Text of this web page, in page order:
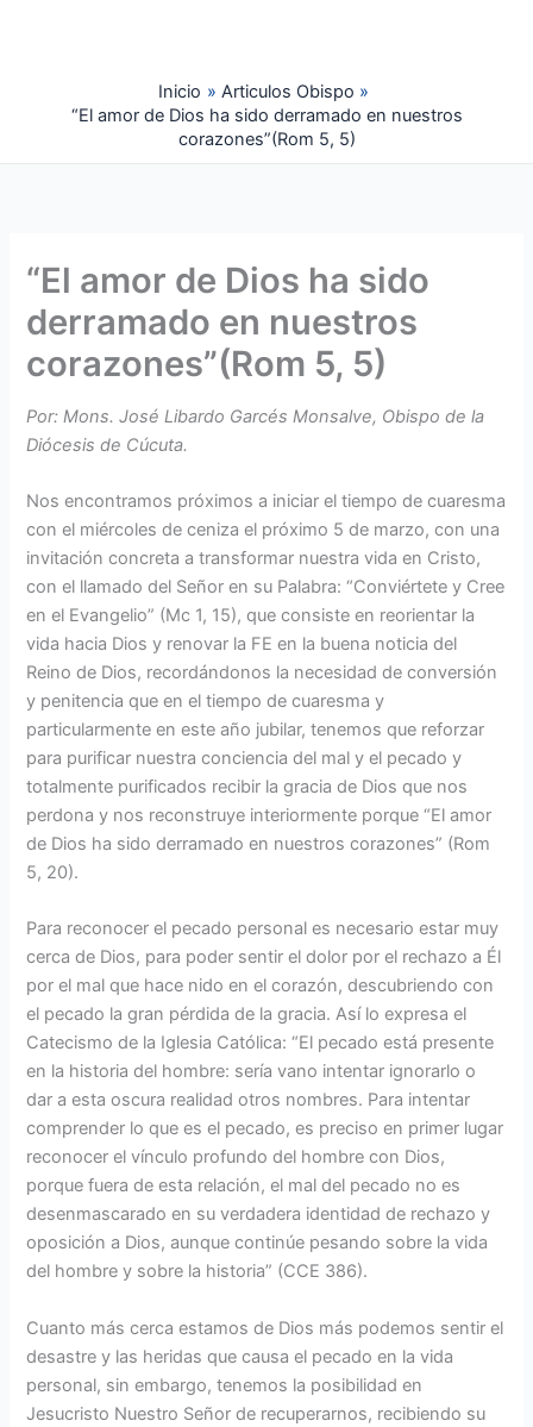
Inicio
Articulos Obispo
“El amor de Dios ha sido derramado en nuestros
corazones”(Rom 5, 5)
“El amor de Dios ha sido
derramado en nuestros
corazones”(Rom 5, 5)
Por: Mons. José Libardo Garcés Monsalve, Obispo de la
Diócesis de Cúcuta.
Nos encontramos próximos a iniciar el tiempo de cuaresma
con el miércoles de ceniza el próximo 5 de marzo, con una
invitación concreta a transformar nuestra vida en Cristo,
con el llamado del Señor en su Palabra: “Conviértete y Cree
en el Evangelio” (Mc 1, 15), que consiste en reorientar la
vida hacia Dios y renovar la FE en la buena noticia del
Reino de Dios, recordándonos la necesidad de conversión
y penitencia que en el tiempo de cuaresma y
particularmente en este año jubilar, tenemos que reforzar
para purificar nuestra conciencia del mal y el pecado y
totalmente purificados recibir la gracia de Dios que nos
perdona y nos reconstruye interiormente porque “El amor
de Dios ha sido derramado en nuestros corazones” (Rom
5, 20).
Para reconocer el pecado personal es necesario estar muy
cerca de Dios, para poder sentir el dolor por el rechazo a Él
por el mal que hace nido en el corazón, descubriendo con
el pecado la gran pérdida de la gracia. Así lo expresa el
Catecismo de la Iglesia Católica: “El pecado está presente
en la historia del hombre: sería vano intentar ignorarlo o
dar a esta oscura realidad otros nombres. Para intentar
comprender lo que es el pecado, es preciso en primer lugar
reconocer el vínculo profundo del hombre con Dios,
porque fuera de esta relación, el mal del pecado no es
desenmascarado en su verdadera identidad de rechazo y
oposición a Dios, aunque continúe pesando sobre la vida
del hombre y sobre la historia” (CCE 386).
Cuanto más cerca estamos de Dios más podemos sentir el
desastre y las heridas que causa el pecado en la vida
personal, sin embargo, tenemos la posibilidad en
Jesucristo Nuestro Señor de recuperarnos, recibiendo su